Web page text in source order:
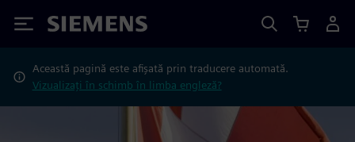
Siemens
Această pagină este afișată prin traducere automată.
Vizualizați în schimb în limba engleză?